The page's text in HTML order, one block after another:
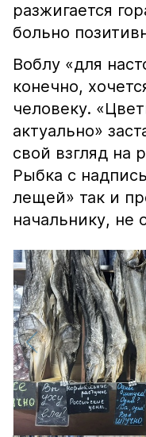
разжигается
больно
Воблу «для
конечно,
человеку.
актуально»
свой взгляд на
Рыбка с
лещей» так и
начальнику, не